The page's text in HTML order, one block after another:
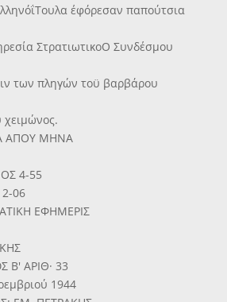
έφόρεσαν παπούτσια
ΣτρατιωτικοΟ Συνδέσμου
των πληγών τοϋ βαρβάρου
χειμώνος.
ΑΠΟΥ ΜΗΝΑ
4-55
06
ΕΦΗΜΕΡΙΣ
Β' ΑΡΙΘ· 33
1944